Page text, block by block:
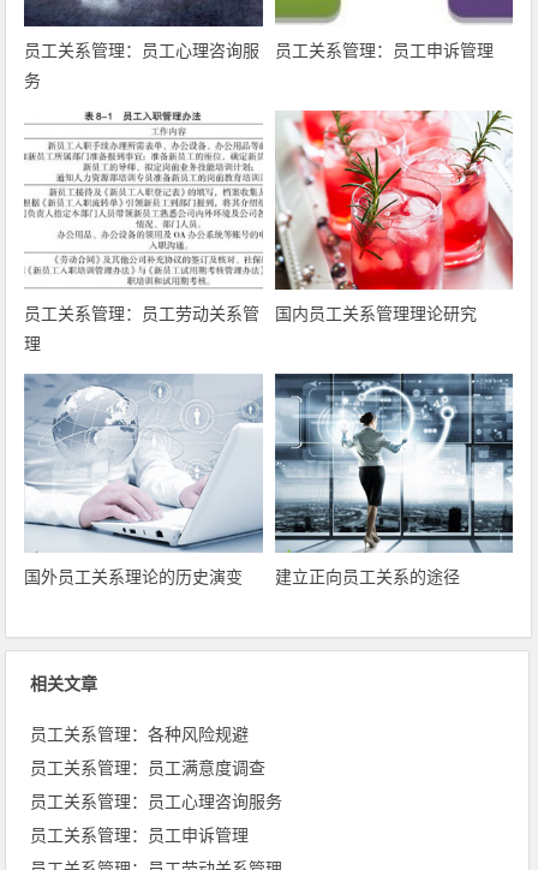
员工关系管理：员工心理咨询服
务
员工关系管理：员工申诉管理
员工关系管理：员工劳动关系管
理
国内员工关系管理理论研究
国外员工关系理论的历史演变 建立正向员工关系的途径
相关文章
员工关系管理：各种风险规避
员工关系管理：员工满意度调查
员工关系管理：员工心理咨询服务
员工关系管理：员工申诉管理